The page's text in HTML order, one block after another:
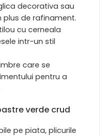
decorativa sau
plus de rafinament.
cu cerneala
intr-un stil
care se
pentru a
verde crud
pe piata, plicurile